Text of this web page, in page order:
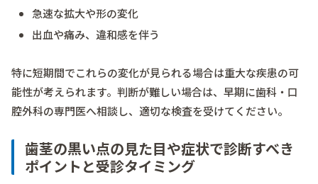
急速な拡大や形の変化
出血や痛み、違和感を伴う
特に短期間でこれらの変化が見られる場合は重大な疾患の可
能性が考えられます。判断が難しい場合は、早期に歯科・口
腔外科の専門医へ相談し、適切な検査を受けてください。
歯茎の黒い点の見た目や症状で診断すべき
ポイントと受診タイミング